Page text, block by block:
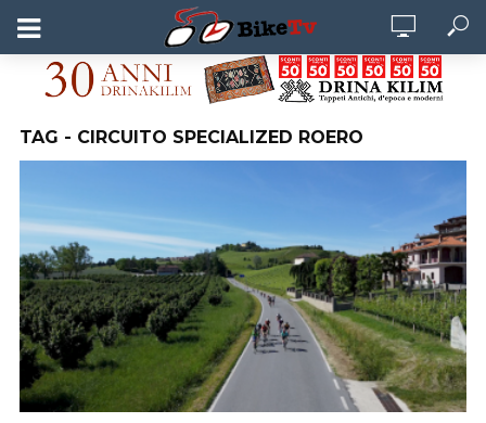
TAG - CIRCUITO SPECIALIZED ROERO